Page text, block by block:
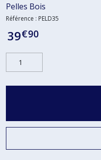
Pelles Bois
Référence : PELD35
39€90